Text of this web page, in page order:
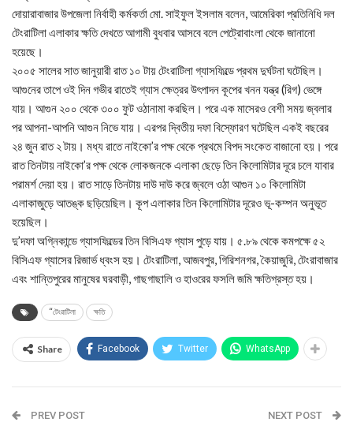
দোয়ারাবাজার উপজেলা নির্বাহী কর্মকর্তা মো. সাইফুল ইসলাম বলেন, আমেরিকা প্রতিনিধি দল
টেংরাটিলা এলাকার ক্ষতি দেখতে আগামী বুধবার আসবে বলে পেট্রোবাংলা থেকে জানানো
হয়েছে।
২০০৫ সালের সাত জানুয়ারী রাত ১০ টায় টেংরাটিলা গ্যাসফিল্ডে প্রথম দুর্ঘটনা ঘটেছিল।
আগুনের তাপে ওই দিন গভীর রাতেই গ্যাস ক্ষেত্রর উৎপাদন কূপের খনন যন্ত্র (রিগ) ভেঙ্গে
যায়। আগুন ২০০ থেকে ৩০০ ফুট ওঠানামা করছিল। পরে এক মাসেরও বেশী সময় জ্বলার
পর আপনা-আপনি আগুন নিভে যায়। এরপর দ্বিতীয় দফা বিস্ফোরণ ঘটেছিল একই বছরের
২৪ জুন রাত ২ টায়। মধ্য রাতে নাইকো’র পক্ষ থেকে প্রথমে বিপদ সংকেত বাজানো হয়। পরে
রাত তিনটায় নাইকো’র পক্ষ থেকে লোকজনকে এলাকা ছেড়ে তিন কিলোমিটার দূরে চলে যাবার
পরামর্শ দেয়া হয়। রাত সাড়ে তিনটায় দাউ দাউ করে জ্বলে ওঠা আগুন ১০ কিলোমিটা
এলাকাজুড়ে আতঙ্ক ছড়িয়েছিল। কূপ এলাকার তিন কিলোমিটার দূরেও ভূ-কম্পন অনুভূত
হয়েছিল।
দু’দফা অগ্নিকান্ডে গ্যাসফিল্ডের তিন বিসিএফ গ্যাস পুড়ে যায়। ৫.৮৯ থেকে কমপক্ষে ৫২
বিসিএফ গ্যাসের রিজার্ভ ধ্বংস হয়। টেংরাটিলা, আজবপুর, গিরিশনগর, কৈয়াজুরি, টেংরাবাজার
এবং শান্তিপুরের মানুষের ঘরবাড়ী, গাছগাছালি ও হাওরের ফসলি জমি ক্ষতিগ্রস্ত হয়।
“টেংরাটিলা ক্ষতি
Share Facebook Twitter WhatsApp
PREV POST NEXT POST